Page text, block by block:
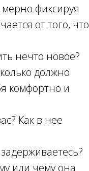
фиксируя
от того, что
нечто новое?
должно
комфортно и
Как в нее
или чему она